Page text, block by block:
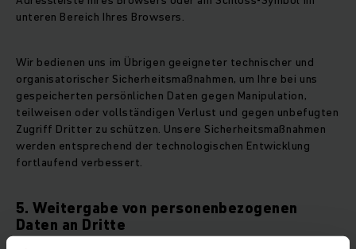
unteren Bereich Ihres Browsers.
Wir bedienen uns im Übrigen geeigneter technischer und
organisatorischer Sicherheitsmaßnahmen, um Ihre bei uns
gespeicherten persönlichen Daten gegen Manipulation,
teilweisen oder vollständigen Verlust und gegen unbefugten
Zugriff Dritter zu schützen. Unsere Sicherheitsmaßnahmen
werden entsprechend der technologischen Entwicklung
fortlaufend verbessert.
5. Weitergabe von personenbezogenen
Daten an Dritte